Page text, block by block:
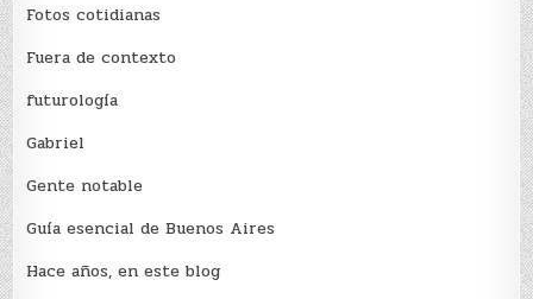
Fotos cotidianas
Fuera de contexto
futurología
Gabriel
Gente notable
Guía esencial de Buenos Aires
Hace años, en este blog